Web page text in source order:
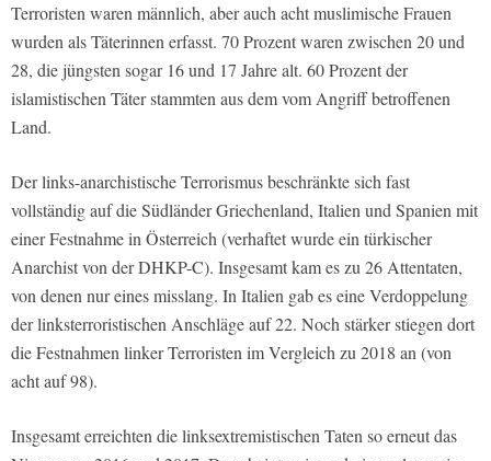
Terroristen waren männlich, aber auch acht muslimische Frauen
wurden als Täterinnen erfasst. 70 Prozent waren zwischen 20 und
28, die jüngsten sogar 16 und 17 Jahre alt. 60 Prozent der
islamistischen Täter stammten aus dem vom Angriff betroffenen
Land.
Der links-anarchistische Terrorismus beschränkte sich fast
vollständig auf die Südländer Griechenland, Italien und Spanien mit
einer Festnahme in Österreich (verhaftet wurde ein türkischer
Anarchist von der DHKP-C). Insgesamt kam es zu 26 Attentaten,
von denen nur eines misslang. In Italien gab es eine Verdoppelung
der linksterroristischen Anschläge auf 22. Noch stärker stiegen dort
die Festnahmen linker Terroristen im Vergleich zu 2018 an (von
acht auf 98).
Insgesamt erreichten die linksextremistischen Taten so erneut das